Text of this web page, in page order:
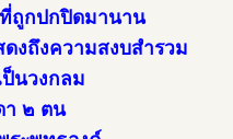
ถูกปกปิดมานาน
ดงถึงความสงบสำรวม
นวงกลม
า ๒ ตน